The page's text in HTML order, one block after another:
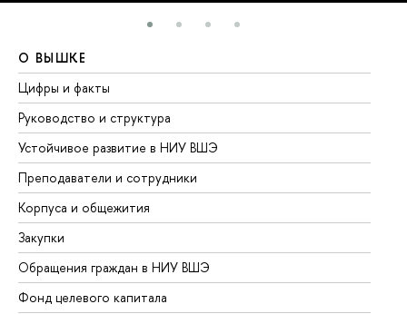
О ВЫШКЕ
Цифры и факты
Руководство и структура
Устойчивое развитие в НИУ ВШЭ
Преподаватели и сотрудники
Корпуса и общежития
Закупки
Обращения граждан в НИУ ВШЭ
Фонд целевого капитала